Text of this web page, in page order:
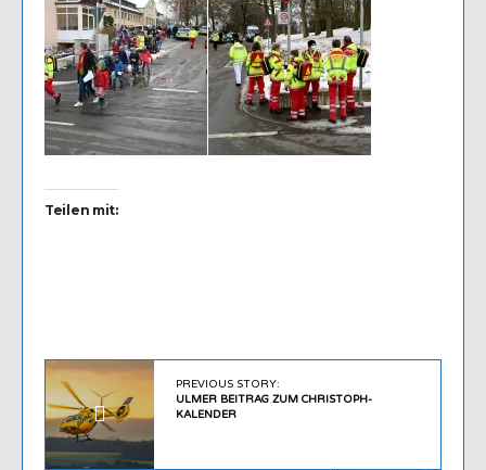
Teilen mit:
PREVIOUS STORY:
ULMER BEITRAG ZUM CHRISTOPH-
KALENDER